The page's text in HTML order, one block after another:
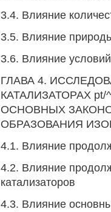
3.4. Влияние
3.5. Влияние
3.6. Влияние
ГЛАВА 4.
КАТАЛИЗАТОРАХ
ОСНОВНЫХ
ОБРАЗОВАНИЯ
4.1. Влияние
4.2. Влияние
катализаторов
4.3. Влияние